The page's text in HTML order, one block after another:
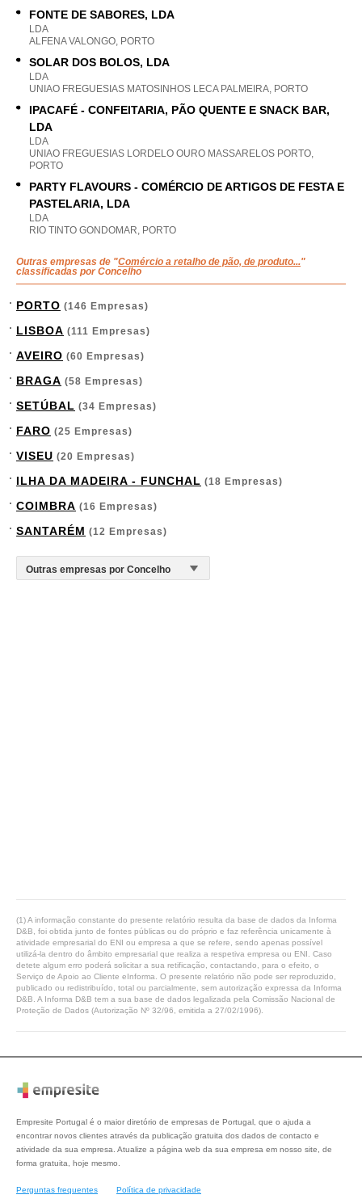
FONTE DE SABORES, LDA
LDA
ALFENA VALONGO, PORTO
SOLAR DOS BOLOS, LDA
LDA
UNIAO FREGUESIAS MATOSINHOS LECA PALMEIRA, PORTO
IPACAFÉ - CONFEITARIA, PÃO QUENTE E SNACK BAR,
LDA
LDA
UNIAO FREGUESIAS LORDELO OURO MASSARELOS PORTO,
PORTO
PARTY FLAVOURS - COMÉRCIO DE ARTIGOS DE FESTA E
PASTELARIA, LDA
LDA
RIO TINTO GONDOMAR, PORTO
Outras empresas de "Comércio a retalho de pão, de produto..."
classificadas por Concelho
PORTO (146 Empresas)
LISBOA (111 Empresas)
AVEIRO (60 Empresas)
BRAGA (58 Empresas)
SETÚBAL (34 Empresas)
FARO (25 Empresas)
VISEU (20 Empresas)
ILHA DA MADEIRA - FUNCHAL (18 Empresas)
COIMBRA (16 Empresas)
SANTARÉM (12 Empresas)
(1) A informação constante do presente relatório resulta da base de dados da Informa
D&B, foi obtida junto de fontes públicas ou do próprio e faz referência unicamente à
atividade empresarial do ENI ou empresa a que se refere, sendo apenas possível
utilizá-la dentro do âmbito empresarial que realiza a respetiva empresa ou ENI. Caso
detete algum erro poderá solicitar a sua retificação, contactando, para o efeito, o
Serviço de Apoio ao Cliente eInforma. O presente relatório não pode ser reproduzido,
publicado ou redistribuído, total ou parcialmente, sem autorização expressa da Informa
D&B. A Informa D&B tem a sua base de dados legalizada pela Comissão Nacional de
Proteção de Dados (Autorização Nº 32/96, emitida a 27/02/1996).
Empresite Portugal é o maior diretório de empresas de Portugal, que o ajuda a
encontrar novos clientes através da publicação gratuita dos dados de contacto e
atividade da sua empresa. Atualize a página web da sua empresa em nosso site, de
forma gratuita, hoje mesmo.
Perguntas frequentes Política de privacidade